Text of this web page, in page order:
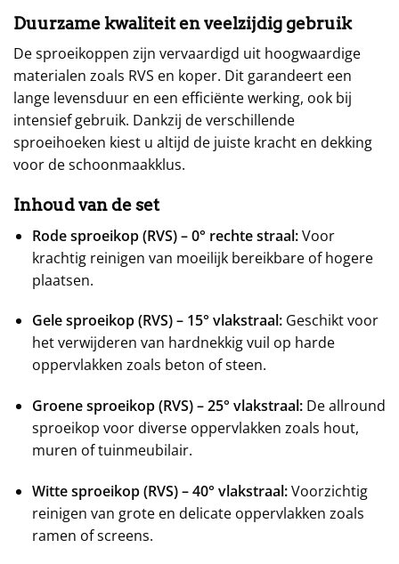
Duurzame kwaliteit en veelzijdig gebruik
De sproeikoppen zijn vervaardigd uit hoogwaardige
materialen zoals RVS en koper. Dit garandeert een
lange levensduur en een efficiënte werking, ook bij
intensief gebruik. Dankzij de verschillende
sproeihoeken kiest u altijd de juiste kracht en dekking
voor de schoonmaakklus.
Inhoud van de set
Rode sproeikop (RVS) – 0° rechte straal:Voor
krachtig reinigen van moeilijk bereikbare of hogere
plaatsen.
Gele sproeikop (RVS) – 15° vlakstraal:Geschikt voor
het verwijderen van hardnekkig vuil op harde
oppervlakken zoals beton of steen.
Groene sproeikop (RVS) – 25° vlakstraal:De allround
sproeikop voor diverse oppervlakken zoals hout,
muren of tuinmeubilair.
Witte sproeikop (RVS) – 40° vlakstraal:Voorzichtig
reinigen van grote en delicate oppervlakken zoals
ramen of screens.